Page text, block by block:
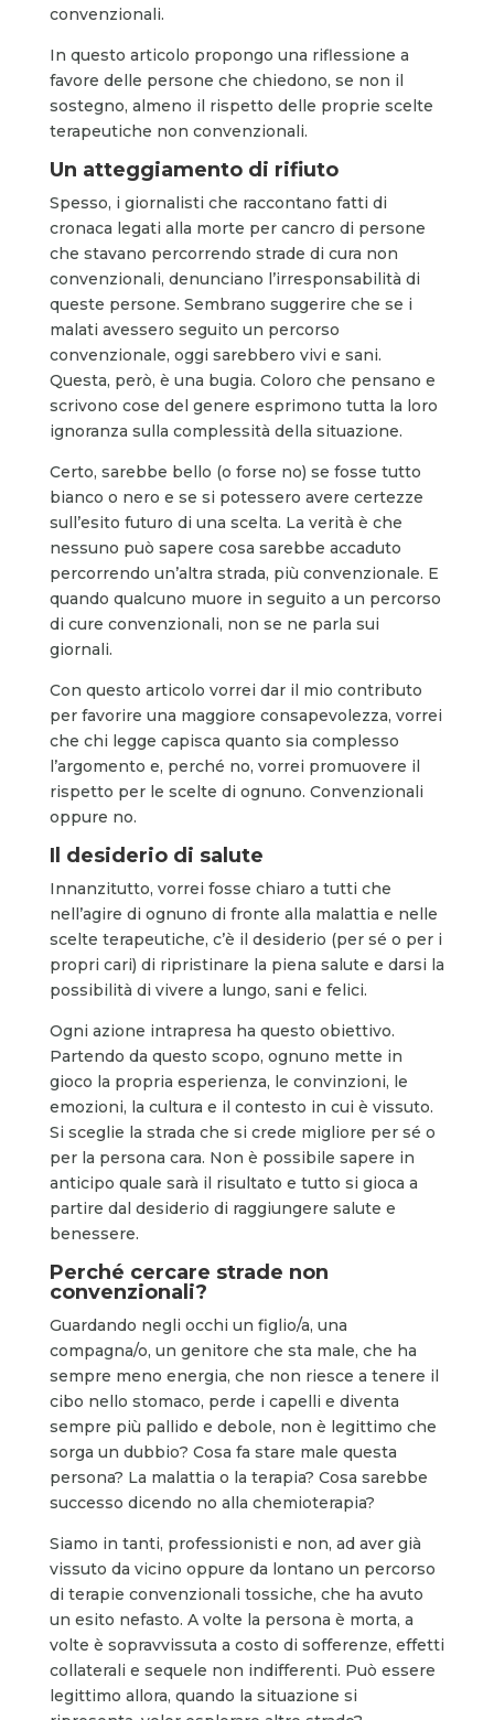
convenzionali.
In questo articolo propongo una riflessione a
favore delle persone che chiedono, se non il
sostegno, almeno il rispetto delle proprie scelte
terapeutiche non convenzionali.
Un atteggiamento di rifiuto
Spesso, i giornalisti che raccontano fatti di
cronaca legati alla morte per cancro di persone
che stavano percorrendo strade di cura non
convenzionali, denunciano l’irresponsabilità di
queste persone. Sembrano suggerire che se i
malati avessero seguito un percorso
convenzionale, oggi sarebbero vivi e sani.
Questa, però, è una bugia. Coloro che pensano e
scrivono cose del genere esprimono tutta la loro
ignoranza sulla complessità della situazione.
Certo, sarebbe bello (o forse no) se fosse tutto
bianco o nero e se si potessero avere certezze
sull’esito futuro di una scelta. La verità è che
nessuno può sapere cosa sarebbe accaduto
percorrendo un’altra strada, più convenzionale. E
quando qualcuno muore in seguito a un percorso
di cure convenzionali, non se ne parla sui
giornali.
Con questo articolo vorrei dar il mio contributo
per favorire una maggiore consapevolezza, vorrei
che chi legge capisca quanto sia complesso
l’argomento e, perché no, vorrei promuovere il
rispetto per le scelte di ognuno. Convenzionali
oppure no.
Il desiderio di salute
Innanzitutto, vorrei fosse chiaro a tutti che
nell’agire di ognuno di fronte alla malattia e nelle
scelte terapeutiche, c’è il desiderio (per sé o per i
propri cari) di ripristinare la piena salute e darsi la
possibilità di vivere a lungo, sani e felici.
Ogni azione intrapresa ha questo obiettivo.
Partendo da questo scopo, ognuno mette in
gioco la propria esperienza, le convinzioni, le
emozioni, la cultura e il contesto in cui è vissuto.
Si sceglie la strada che si crede migliore per sé o
per la persona cara. Non è possibile sapere in
anticipo quale sarà il risultato e tutto si gioca a
partire dal desiderio di raggiungere salute e
benessere.
Perché cercare strade non
convenzionali?
Guardando negli occhi un figlio/a, una
compagna/o, un genitore che sta male, che ha
sempre meno energia, che non riesce a tenere il
cibo nello stomaco, perde i capelli e diventa
sempre più pallido e debole, non è legittimo che
sorga un dubbio? Cosa fa stare male questa
persona? La malattia o la terapia? Cosa sarebbe
successo dicendo no alla chemioterapia?
Siamo in tanti, professionisti e non, ad aver già
vissuto da vicino oppure da lontano un percorso
di terapie convenzionali tossiche, che ha avuto
un esito nefasto. A volte la persona è morta, a
volte è sopravvissuta a costo di sofferenze, effetti
collaterali e sequele non indifferenti. Può essere
legittimo allora, quando la situazione si